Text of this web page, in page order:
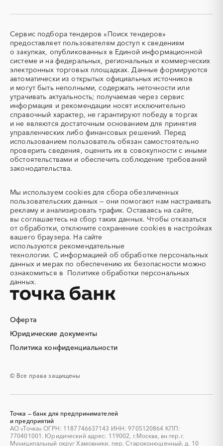
ТЭН
(Теплоэлектронагреватель)
УДС (установки
депарафинизации скважин)
УКПГ
ЯТЭК
Аварийные работы
Авиаперевозка
Авиационные работы
Авиационные работы
вертолетами
Автобус
Автовозы
Автогрейдер
Автозапчасти
Автоматизация
Автомобили
Автомобильные весы
Авторский надзор
Автотранспорт
Автоцистерны пожарные
Адсорбенты
Акварель
Аквариумы
Аккумуляторы
Алкогольная продукция
Алмазное бурение
Алмазная резка
Алюминиевые
конструкции
Алюминиевые профили
Алюминий
Аммоний
Ангар
Антенны
Антискалант
Антрацит
Аппараты воздушного
охлаждения
Аренда погрузчика
Аренда спецтехники с
экипажем
Асфальтирование дорог
Аттракционы
Аутсорсинг
Аутстаффинг
Базы данных
Краснодарский край
Красноярский край
Крым
Курганская область
Курская область
Ленинградская область
Липецкая область
Магаданская область
Марий Эл
Мордовия
Московская область
Мурманская область
Ненецкий AО
Нижегородская область
Новгородская область
Новосибирская область
Омская область
Оренбургская область
Орловская область
Пензенская область
Пермский край
Приморский край
Рязанская область
Самарская область
Саратовская область
Сахалинская область
Свердловская область
Северная Осетия - Алания
Смоленская область
Ставропольский край
Тамбовская область
Татарстан
Тверская область
Томская область
Тульская область
Тыва
Тюменская область
Ульяновская область
Челябинская область
Чувашская республика
Оферта
Юридические документы
Политика конфиденциальности
© Все права защищены
Сервис подбора тендеров «Поиск тендеров»
предоставляет пользователям доступ к сведениям
о закупках, опубликованных в Единой информационной
системе и на федеральных, региональных и коммерческих
электронных торговых площадках. Данные формируются
автоматически из открытых официальных источников
и могут быть неполными, содержать неточности или
утрачивать актуальность; получаемая через сервис
информация и рекомендации носят исключительно
справочный характер, не гарантируют победу в торгах
и не являются достаточным основанием для принятия
управленческих либо финансовых решений. Перед
использованием пользователь обязан самостоятельно
проверить сведения, оценить их в совокупности с иными
обстоятельствами и обеспечить соблюдение требований
законодательства.
Мы используем cookies для сбора обезличенных
пользовательских данных — они помогают нам настраивать
рекламу и анализировать трафик. Оставаясь на сайте,
вы соглашаетесь на сбор таких данных. Чтобы отказаться
от обработки, отключите сохранение cookies в настройках
вашего браузера. На сайте
используются рекомендательные
технологии. С информацией об обработке персональных
данных и мерах по обеспечению их безопасности можно
ознакомиться в Политике обработки персональных
данных.
Точка — банк для предпринимателей
и предприятий
АО «Точка» ОГРН: 1187746637143 ИНН: 9705120864 КПП:
770401001. Юридический адрес: 119002, г.Москва, вн.тер.г.
Муниципальный округ Хамовники, пер. Староконюшенный, д. 10